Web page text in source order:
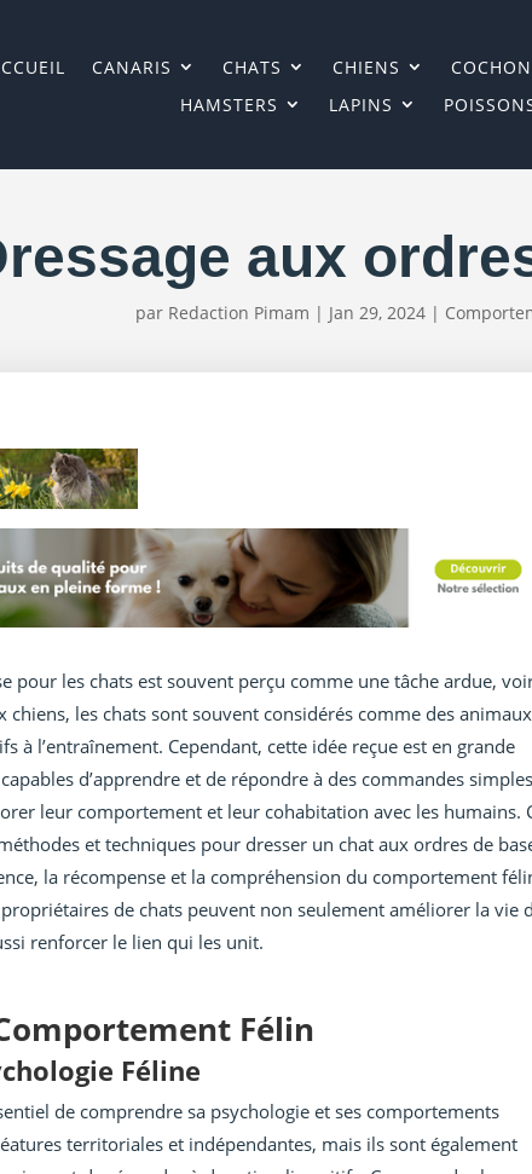
CANARIS CHATS CHIENS
HAMSTERS
LAPINS
aux
par Redaction Pimam | Jan 29, 2024|
pour les chats est souvent perçu comme une tâche ardue,
les chats sont souvent considérés comme des animaux
à l’entraînement. Cependant, cette idée reçue est en grande
d’apprendre et de répondre à des commandes
leur comportement et leur cohabitation avec les humains.
et techniques pour dresser un chat aux ordres de
la récompense et la compréhension du comportement
de chats peuvent non seulement améliorer la vie
renforcer le lien qui les unit.
Félin
Féline
de comprendre sa psychologie et ses comportements
territoriales et indépendantes, mais ils sont également